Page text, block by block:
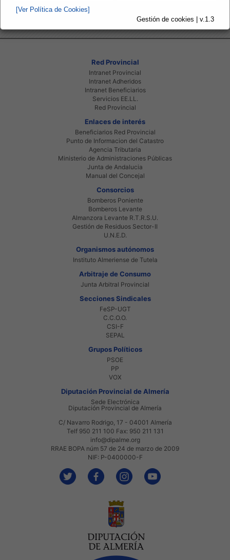
[Ver Política de Cookies]
Gestión de cookies | v.1.3
Red Provincial
Intranet Provincial
Intranet Adheridos
Intranet Beneficiarios
Servicios EE.LL.
Red Provincial
Enlaces de interés
Beneficiarios Red Provincial
Punto de Informacion del Catastro
Agencia Tributaria
Ministerio de Administraciones Públicas
Junta de Andalucia
Manual del Concejal
Consorcios
Bomberos Poniente
Bomberos Levante
Almanzora Levante R.T.R.S.U.
Gestión de Residuos Sector-II
U.N.E.D.
Organismos autónomos
Instituto Almeriense de Tutela
Arbitraje de Consumo
Junta Arbitral Provincial
Secciones Sindicales
FeSP-UGT
C.C.O.O.
CSI-F
SEPAL
Grupos Políticos
PSOE
PP
VOX
Diputación Provincial de Almería
Sede Electrónica
Diputación Provincial de Almería
C/ Navarro Rodrigo, 17 - 04001 Almería
Telf 950 211 100 Fax: 950 211 131
info@dipalme.org
RRAE BOPA núm 57 de 24 de marzo de 2009
NIF: P-0400000-F